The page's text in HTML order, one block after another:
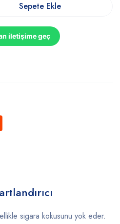
Sepete Ekle
iletişime geç
sigara kokusunu yok eder.